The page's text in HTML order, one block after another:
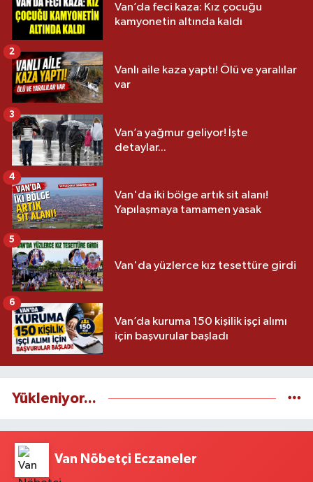
Van’da feci kaza: Kız çocuğu
kamyonetin altında kaldı
Vanlı aile kaza yaptı! Ölü ve yaralılar
var
2
Van’a yağmur geliyor! İşte
detaylar...
3
Van'da iki bölge artık sit alanı!
Yapılaşmaya tamamen yasak
4
Van'da yüzlerce kız tesettüre girdi
5
Van’da kuruma 150 kişilik işçi alımı
için başvurular başladı
6
Yükleniyor...
Van Nöbetçi Eczaneler